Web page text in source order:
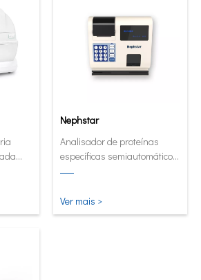
Nephstar
Analisador de proteínas
específicas semiautomático
mais versátil
Ver mais >